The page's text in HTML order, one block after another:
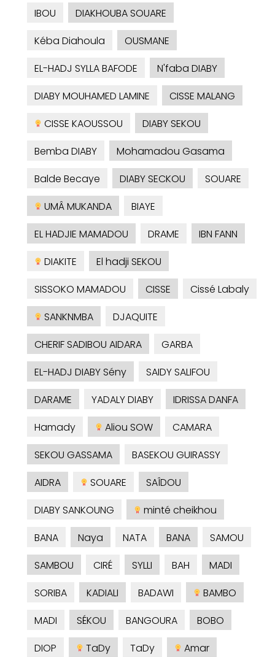
IBOU
DIAKHOUBA SOUARE
Kéba Diahoula
OUSMANE
EL-HADJ SYLLA BAFODE
N'faba DIABY
DIABY MOUHAMED LAMINE
CISSE MALANG
CISSE KAOUSSOU
DIABY SEKOU
Bemba DIABY
Mohamadou Gasama
Balde Becaye
DIABY SECKOU
SOUARE
UMÂ MUKANDA
BIAYE
EL HADJIE MAMADOU
DRAME
IBN FANN
DIAKITE
El hadji SEKOU
SISSOKO MAMADOU
CISSE
Cissé Labaly
SANKNMBA
DJAQUITE
CHERIF SADIBOU AIDARA
GARBA
EL-HADJ DIABY Sény
SAIDY SALIFOU
DARAME
YADALY DIABY
IDRISSA DANFA
Hamady
Aliou SOW
CAMARA
SEKOU GASSAMA
BASEKOU GUIRASSY
AIDRA
SOUARE
SAÎDOU
DIABY SANKOUNG
minté cheikhou
BANA
Naya NATA BANA
SAMOU
SAMBOU
CIRÉ SYLLI BAH
MADI
SORIBA
KADIALI BADAWI
BAMBO
MADI
SÉKOU BANGOURA
BOBO
DIOP
TaDy TaDy
Amar